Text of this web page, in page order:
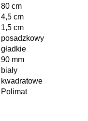
80 cm
4,5 cm
1,5 cm
posadzkowy
gładkie
90 mm
biały
kwadratowe
Polimat